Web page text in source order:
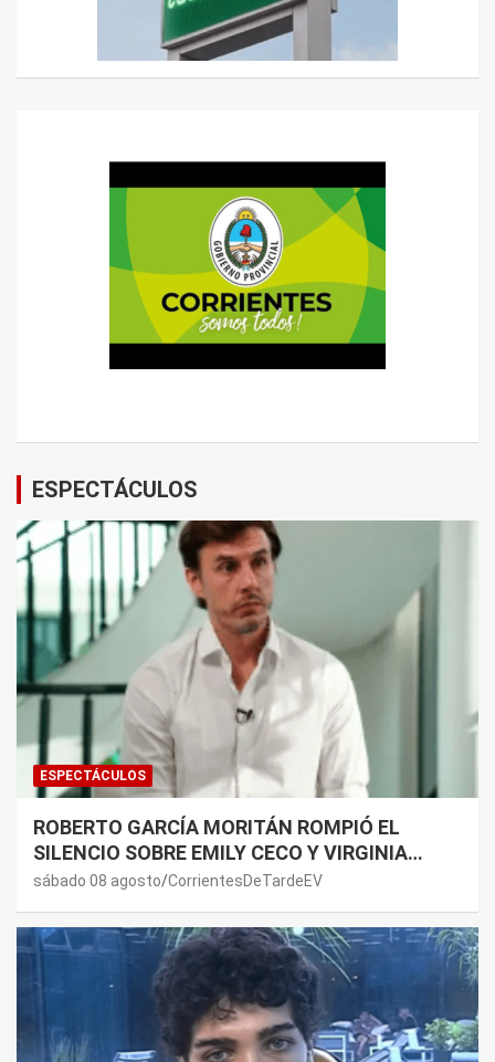
ESPECTÁCULOS
ESPECTÁCULOS
ROBERTO GARCÍA MORITÁN ROMPIÓ EL
SILENCIO SOBRE EMILY CECO Y VIRGINIA
GALLARDO: “DEDÍQUENSE A SUS VIDAS”
sábado 08 agosto CorrientesDeTardeEV